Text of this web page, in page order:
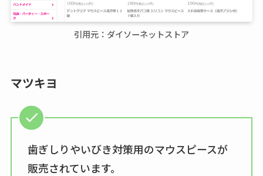
引用元：ダイソーネットストア
マツキヨ
歯ぎしりやいびき対策用のマウスピースが
販売されています。